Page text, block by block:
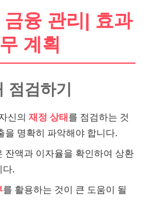
융 관리| 효과
계획
점검하기
신의 재정 상태를 점검하는 것
을 명확히 파악해야 합니다.
잔액과 이자율을 확인하여 상환
.
를 활용하는 것이 큰 도움이 될